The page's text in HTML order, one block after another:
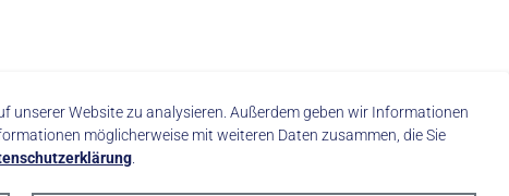
unserer Website zu analysieren. Außerdem geben wir Informationen
möglicherweise mit weiteren Daten zusammen, die Sie